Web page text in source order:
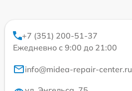
+7 (351) 200-51-37
Ежедневно с 9:00 до 21:00
info@midea-repair-center.ru